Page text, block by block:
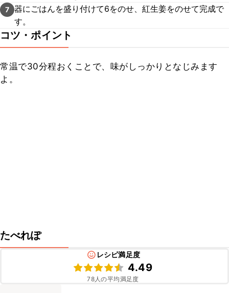
7 器にごはんを盛り付けて6をのせ、紅生姜をのせて完成で
す。
コツ・ポイント
常温で30分程おくことで、味がしっかりとなじみます
よ。
たべれぽ
レシピ満足度
4.49
78人の平均満足度